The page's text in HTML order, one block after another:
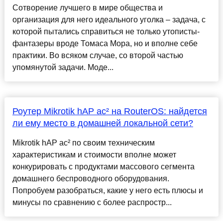
Сотворение лучшего в мире общества и
организация для него идеального уголка – задача, с
которой пытались справиться не только утописты-
фантазеры вроде Томаса Мора, но и вполне себе
практики. Во всяком случае, со второй частью
упомянутой задачи. Моде...
Роутер Mikrotik hAP ac² на RouterOS: найдется
ли ему место в домашней локальной сети?
Mikrotik hAP ac² по своим техническим
характеристикам и стоимости вполне может
конкурировать с продуктами массового сегмента
домашнего беспроводного оборудования.
Попробуем разобраться, какие у него есть плюсы и
минусы по сравнению с более распростр...